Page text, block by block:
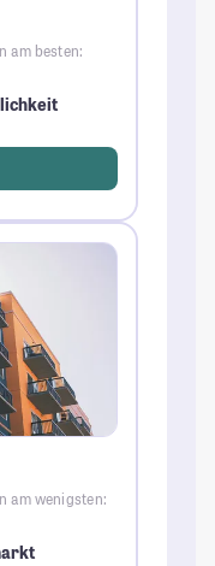
am besten:
am wenigsten: